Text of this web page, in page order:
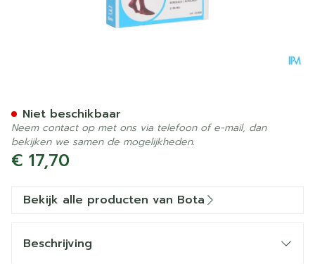
€ 17,70
Niet beschikbaar
Neem contact op met ons via telefoon of e-mail, dan
bekijken we samen de mogelijkheden.
Bekijk alle producten van Bota
Beschrijving